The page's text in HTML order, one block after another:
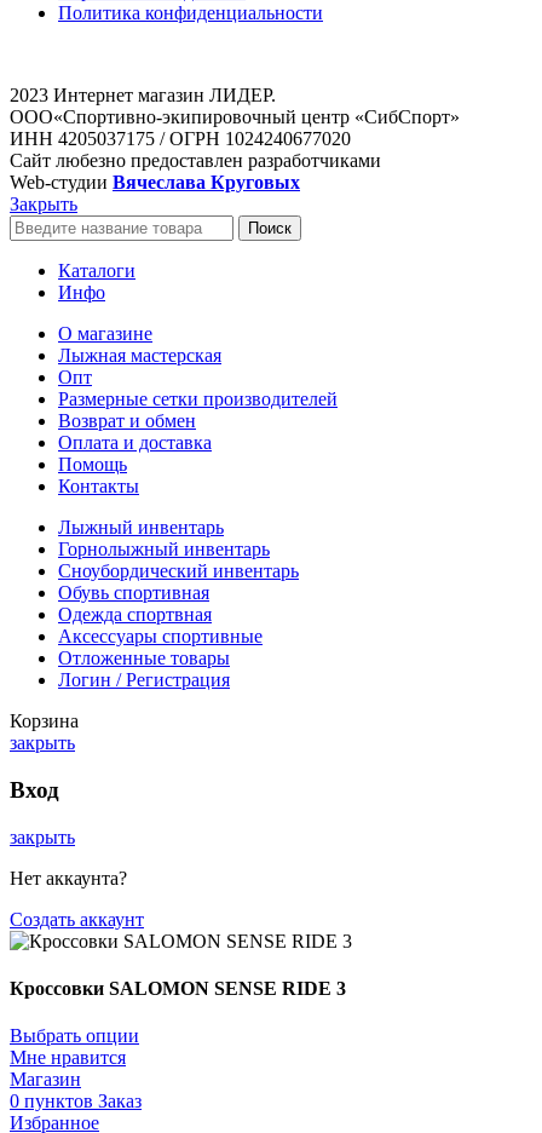
Политика конфиденциальности
2023 Интернет магазин ЛИДЕР.
ООО«Спортивно-экипировочный центр «СибСпорт»
ИНН 4205037175 / ОГРН 1024240677020
Сайт любезно предоставлен разработчиками
Web-студии Вячеслава Круговых
Закрыть
Поиск
Каталоги
Инфо
О магазине
Лыжная мастерская
Опт
Размерные сетки производителей
Возврат и обмен
Оплата и доставка
Помощь
Контакты
Лыжный инвентарь
Горнолыжный инвентарь
Сноубордический инвентарь
Обувь спортивная
Одежда спортвная
Аксессуары спортивные
Отложенные товары
Логин / Регистрация
Корзина
закрыть
Вход
закрыть
Нет аккаунта?
Создать аккаунт
Кроссовки SALOMON SENSE RIDE 3
Выбрать опции
Мне нравится
Магазин
0 пунктов Заказ
Избранное